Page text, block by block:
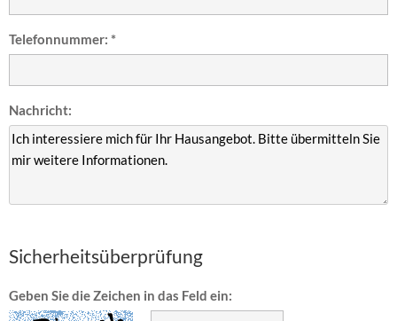
Telefonnummer: *
Nachricht:
Sicherheitsüberprüfung
Geben Sie die Zeichen in das Feld ein: